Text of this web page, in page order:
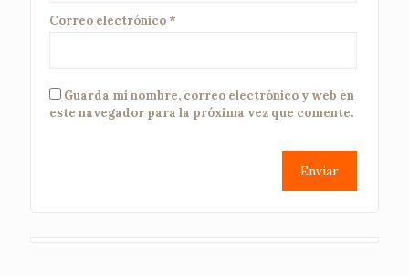
Correo electrónico *
Guarda mi nombre, correo electrónico y web en
este navegador para la próxima vez que comente.